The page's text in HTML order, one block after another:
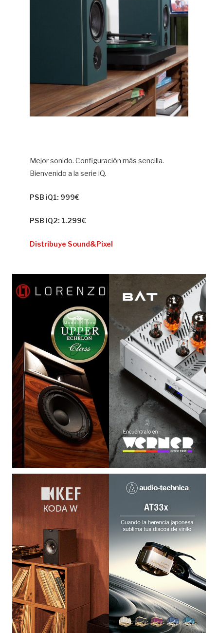
Mejor sonido. Configuración más sencilla.
Bienvenido a la serie iQ.⁠
PSB iQ1: 999€
PSB iQ2: 1.299€
Distribuye Sound&Pixel